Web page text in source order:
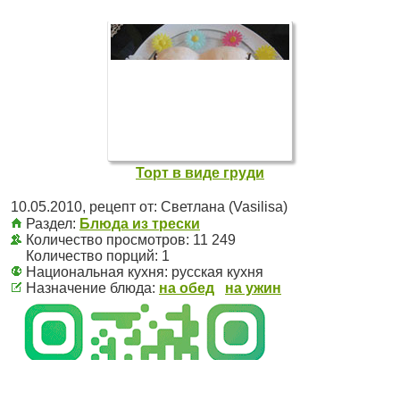
Торт в виде груди
10.05.2010, рецепт от: Светлана (Vasilisa)
Раздел: Блюда из трески
Количество просмотров: 11 249
Количество порций: 1
Национальная кухня: русская кухня
Назначение блюда: на обед на ужин